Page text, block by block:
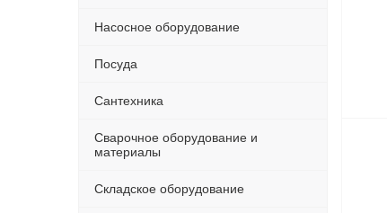
Насосное оборудование
Посуда
Сантехника
Сварочное оборудование и
материалы
Складское оборудование